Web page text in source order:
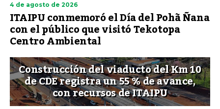
4 de agosto de 2026
ITAIPU conmemoró el Día del Pohã Ñana
con el público que visitó Tekotopa
Centro Ambiental
Construcción del viaducto del Km 10
de CDE registra un 55 % de avance,
con recursos de ITAIPU